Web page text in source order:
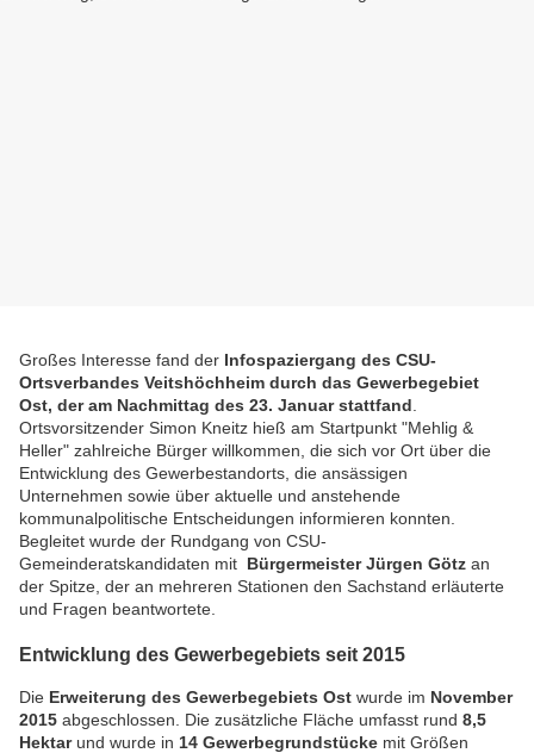
Großes Interesse fand der Infospaziergang des CSU-
Ortsverbandes Veitshöchheim durch das Gewerbegebiet
Ost, der am Nachmittag des 23. Januar stattfand
Ortsvorsitzender Simon Kneitz hieß am Startpunkt "Mehlig &
Heller" zahlreiche Bürger willkommen, die sich vor Ort über die
Entwicklung des Gewerbestandorts, die ansässigen
Unternehmen sowie über aktuelle und anstehende
kommunalpolitische Entscheidungen informieren konnten.
Begleitet wurde der Rundgang von CSU-
Gemeinderatskandidaten mit Bürgermeister Jürgen Götz an
der Spitze, der an mehreren Stationen den Sachstand erläuterte
und Fragen beantwortete.
Entwicklung des Gewerbegebiets seit 2015
Die Erweiterung des Gewerbegebiets Ost wurde im November
2015 abgeschlossen. Die zusätzliche Fläche umfasst rund 8,5
Hektarund wurde in 14 Gewerbegrundstücke mit Größen